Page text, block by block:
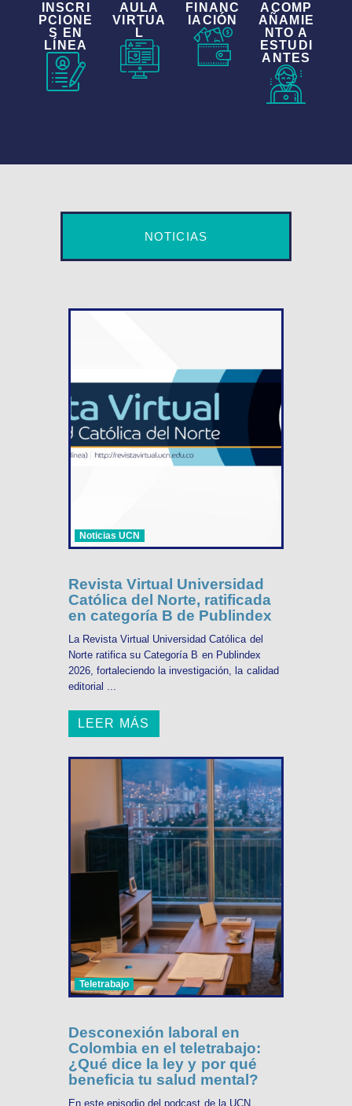
INSCRI
PCIONE
S EN
LÍNEA
AULA
VIRTUA
L
FINANC
IACIÓN
ACOMP
AÑAMIE
NTO A
ESTUDI
ANTES
NOTICIAS
Noticias UCN
Revista Virtual Universidad
Católica del Norte, ratificada
en categoría B de Publindex
La Revista Virtual Universidad Católica del
Norte ratifica su Categoría B en Publindex
2026, fortaleciendo la investigación, la calidad
editorial ...
LEER MÁS
Teletrabajo
Desconexión laboral en
Colombia en el teletrabajo:
¿Qué dice la ley y por qué
beneficia tu salud mental?
En este episodio del podcast de la UCN